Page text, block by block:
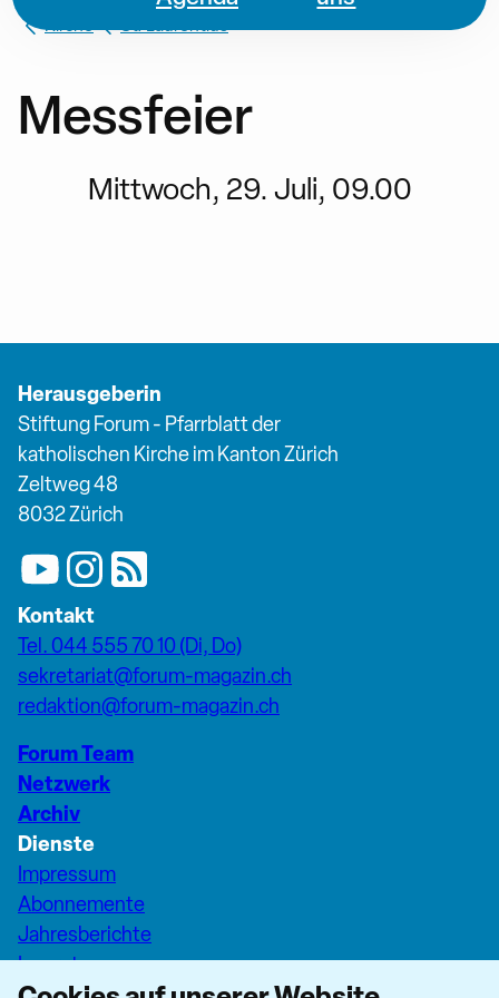
Kirche St. Laurentius
Messfeier
Mittwoch, 29. Juli, 09.00
Herausgeberin
Stiftung Forum - Pfarrblatt der
katholischen Kirche im Kanton Zürich
Zeltweg 48
8032 Zürich
Kontakt
Tel. 044 555 70 10 (Di, Do)
sekretariat@forum-magazin.ch
redaktion@forum-magazin.ch
Forum Team
Netzwerk
Archiv
Dienste
Impressum
Abonnemente
Jahresberichte
Inserate